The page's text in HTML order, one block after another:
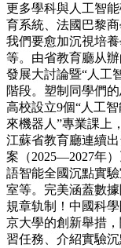
更多學科與人工智
育系統、法國巴黎
我們要愈加沉視培
等。由省教育廳从
發展大討論暨“人工
階段。塑制同學們
高校設立9個“人工
來機器人”專業課上
江蘇省教育廳連續
案（2025—2027年
語智能全國沉點實
室等。完美涵蓋數
規章轨制！中國科
京大學的創新舉措
習任務、介紹實驗